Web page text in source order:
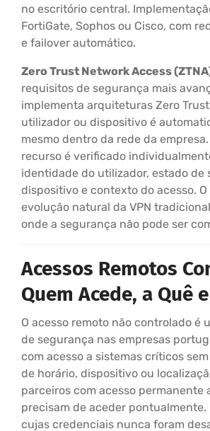
no escritório central.
FortiGate, Sophos ou Cisco, com
e failover automático.
Zero Trust Network Access
requisitos de segurança mais
implementa arquiteturas Zero
utilizador ou dispositivo é
mesmo dentro da rede da
recurso é verificado
identidade do utilizador, estado de
dispositivo e contexto do acesso.
evolução natural da VPN
onde a segurança não pode ser
Acessos Remotos
Quem Acede, a Quê
O acesso remoto não controlado é
de segurança nas empresas
com acesso a sistemas críticos
de horário, dispositivo ou
parceiros com acesso permanente
precisam de aceder
cujas credenciais nunca foram